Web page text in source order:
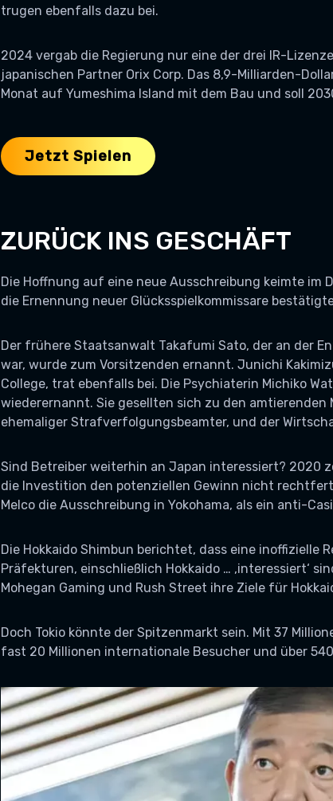
trugen ebenfalls dazu bei.
2024 vergab die Regierung nur eine der drei IR-
japanischen Partner Orix Corp. Das 8,9-Milliarden-
Monat auf Yumeshima Island mit dem Bau und soll
Jetzt Spielen
ZURÜCK INS GESCHÄFT
Die Hoffnung auf eine neue Ausschreibung keimte im
die Ernennung neuer Glücksspielkommissare
Der frühere Staatsanwalt Takafumi Sato, der an der
war, wurde zum Vorsitzenden ernannt. Junichi
College, trat ebenfalls bei. Die Psychiaterin Michiko
wiederernannt. Sie gesellten sich zu den amtierenden
ehemaliger Strafverfolgungsbeamter, und der
Sind Betreiber weiterhin an Japan interessiert? 2020
die Investition den potenziellen Gewinn nicht
Melco die Ausschreibung in Yokohama, als ein anti-
Die Hokkaido Shimbun berichtet, dass eine inoffizielle
Präfekturen, einschließlich Hokkaido … ‚interessiert‘
Mohegan Gaming und Rush Street ihre Ziele für
Doch Tokio könnte der Spitzenmarkt sein. Mit 37
fast 20 Millionen internationale Besucher und über